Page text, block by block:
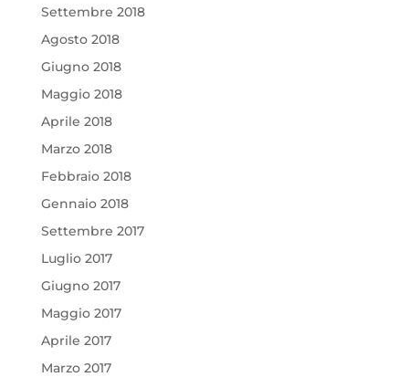
Settembre 2018
Agosto 2018
Giugno 2018
Maggio 2018
Aprile 2018
Marzo 2018
Febbraio 2018
Gennaio 2018
Settembre 2017
Luglio 2017
Giugno 2017
Maggio 2017
Aprile 2017
Marzo 2017